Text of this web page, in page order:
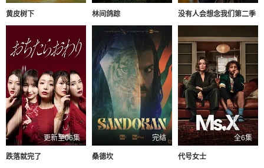
黄皮树下 林间鸽踪 没有人会想念我们第二季
更新至06集
跌落就完了
完结
桑德坎
全6集
代号女士